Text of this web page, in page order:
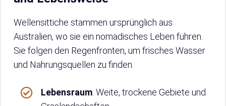
Wellensittiche stammen ursprünglich aus
Australien, wo sie ein nomadisches Leben führen.
Sie folgen den Regenfronten, um frisches Wasser
und Nahrungsquellen zu finden.
Lebensraum: Weite, trockene Gebiete und